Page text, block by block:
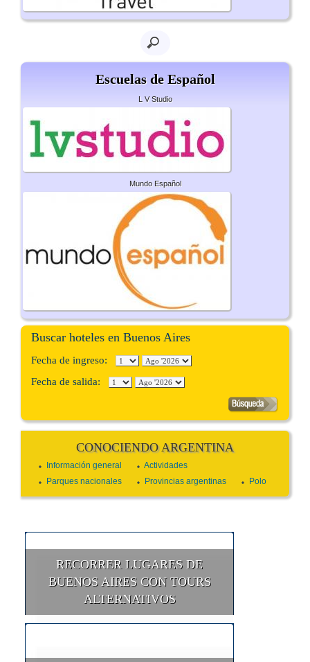
Escuelas de Español
L V Studio
Mundo Español
Buscar hoteles en Buenos Aires
Fecha de ingreso:
Fecha de salida:
CONOCIENDO ARGENTINA
Información general
Actividades
Parques nacionales
Provincias argentinas Polo
RECORRER LUGARES DE
BUENOS AIRES CON TOURS
ALTERNATIVOS